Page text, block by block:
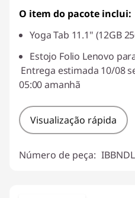
O item do pacote inclui:
Yoga Tab 11.1" (12GB
Estojo Folio Lenovo
Entrega estimada 10/08
05:00 amanhã
Visualização rápida
Número de peça: